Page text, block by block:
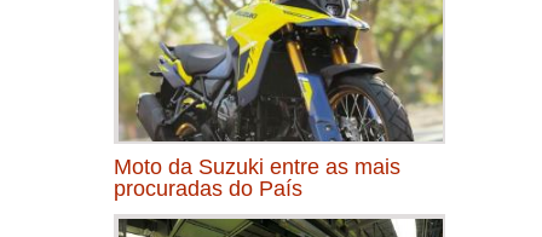
Moto da Suzuki entre as mais
procuradas do País